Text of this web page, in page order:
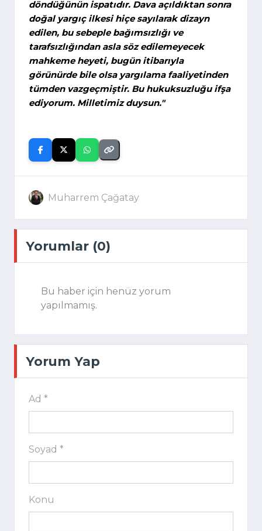
döndüğünün ispatıdır. Dava açıldıktan sonra
doğal yargıç ilkesi hiçe sayılarak dizayn
edilen, bu sebeple bağımsızlığı ve
tarafsızlığından asla söz edilemeyecek
mahkeme heyeti, bugün itibarıyla
görünürde bile olsa yargılama faaliyetinden
tümden vazgeçmiştir. Bu hukuksuzluğu ifşa
ediyorum. Milletimiz duysun."
Muharrem Çağatay
Yorumlar (0)
Bu haber için henüz yorum
yapılmamış.
Yorum Yap
Ad *
Soyad *
Konu